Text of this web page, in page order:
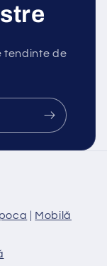
tendinte de
| Mobilă